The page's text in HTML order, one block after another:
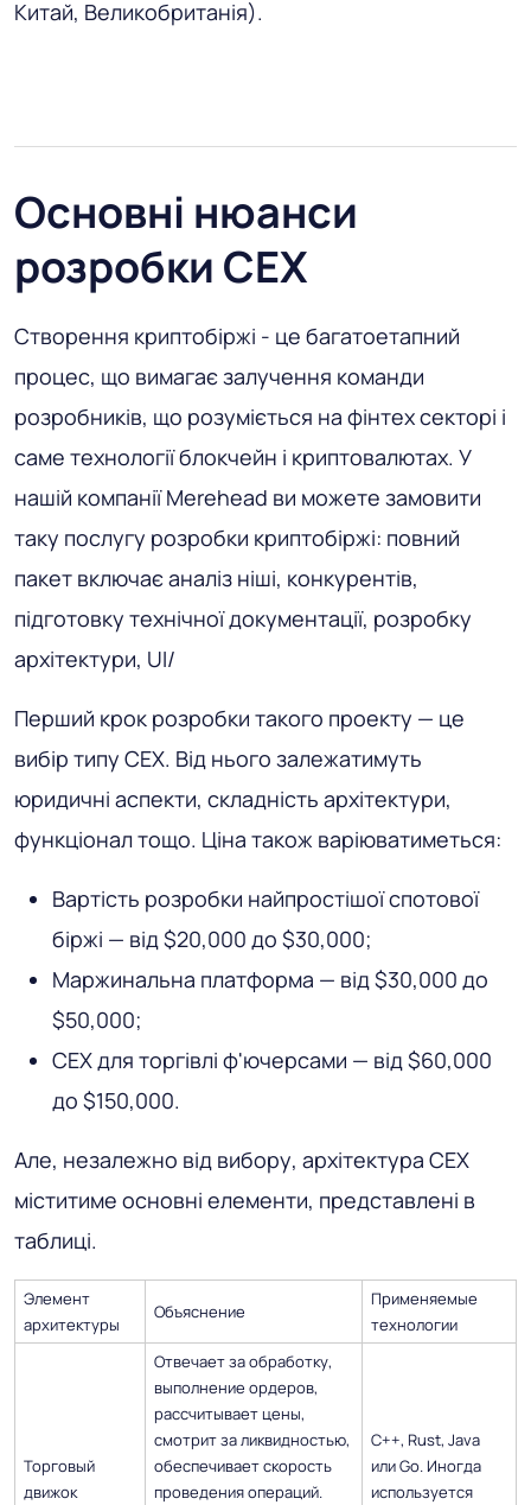
Китай, Великобританія).
Основні нюанси
розробки CEX
Створення криптобіржі - це багатоетапний
процес, що вимагає залучення команди
розробників, що розуміється на фінтех секторі і
саме технології блокчейн і криптовалютах. У
нашій компанії Merehead ви можете замовити
таку послугу розробки криптобіржі: повний
пакет включає аналіз ніші, конкурентів,
підготовку технічної документації, розробку
архітектури, UI/
Перший крок розробки такого проекту — це
вибір типу CEX. Від нього залежатимуть
юридичні аспекти, складність архітектури,
функціонал тощо. Ціна також варіюватиметься:
Вартість розробки найпростішої спотової
біржі — від $20,000 до $30,000;
Маржинальна платформа — від $30,000 до
$50,000;
CEX для торгівлі ф'ючерсами — від $60,000
до $150,000.
Але, незалежно від вибору, архітектура CEX
міститиме основні елементи, представлені в
таблиці.
Элемент
архитектуры
Объяснение
Применяемые
технологии
Торговый
движок
Отвечает за обработку,
выполнение ордеров,
рассчитывает цены,
смотрит за ликвидностью,
обеспечивает скорость
проведения операций.
С++, Rust, Java
или Go. Иногда
используется